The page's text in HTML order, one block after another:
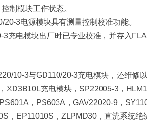
制模块工作状态。
20-3电源模块具有测量控制校准功能。
3充电模块出厂时已专业校准，并存入
10-3与GD110/20-3充电模块，还维修
XD3B10L充电模块，SP22005-3，
，PS603A，GAV22020-9，
，EP11010S，ZLPMD30，直流系统